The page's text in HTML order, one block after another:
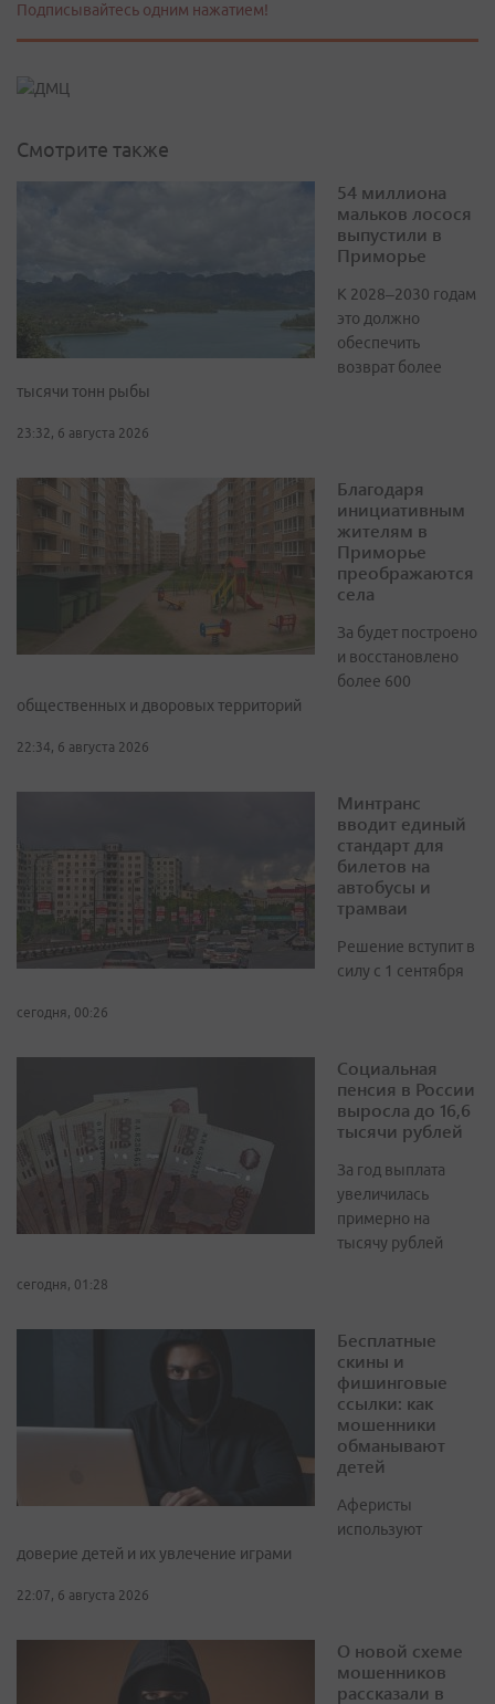
Подписывайтесь одним нажатием!
Смотрите также
54 миллиона
мальков лосося
выпустили в
Приморье
К 2028–2030 годам
это должно
обеспечить
возврат более
тысячи тонн рыбы
23:32, 6 августа 2026
Благодаря
инициативным
жителям в
Приморье
преображаются
села
За будет построено
и восстановлено
более 600
общественных и дворовых территорий
22:34, 6 августа 2026
Минтранс
вводит единый
стандарт для
билетов на
автобусы и
трамваи
Решение вступит в
силу с 1 сентября
сегодня, 00:26
Социальная
пенсия в России
выросла до 16,6
тысячи рублей
За год выплата
увеличилась
примерно на
тысячу рублей
сегодня, 01:28
Бесплатные
скины и
фишинговые
ссылки: как
мошенники
обманывают
детей
Аферисты
используют
доверие детей и их увлечение играми
22:07, 6 августа 2026
О новой схеме
мошенников
рассказали в